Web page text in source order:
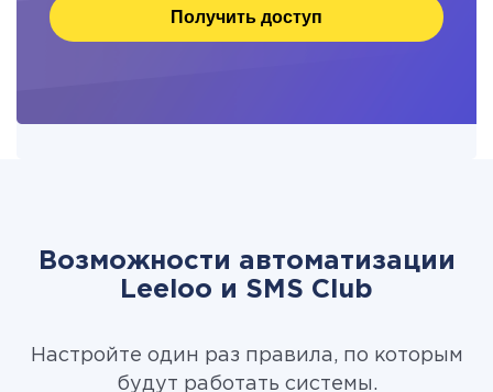
Получить доступ
Возможности автоматизации
Leeloo и SMS Club
Настройте один раз правила, по которым
будут работать системы.